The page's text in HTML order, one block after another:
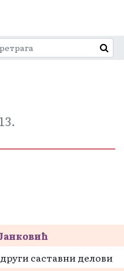
саставни делови